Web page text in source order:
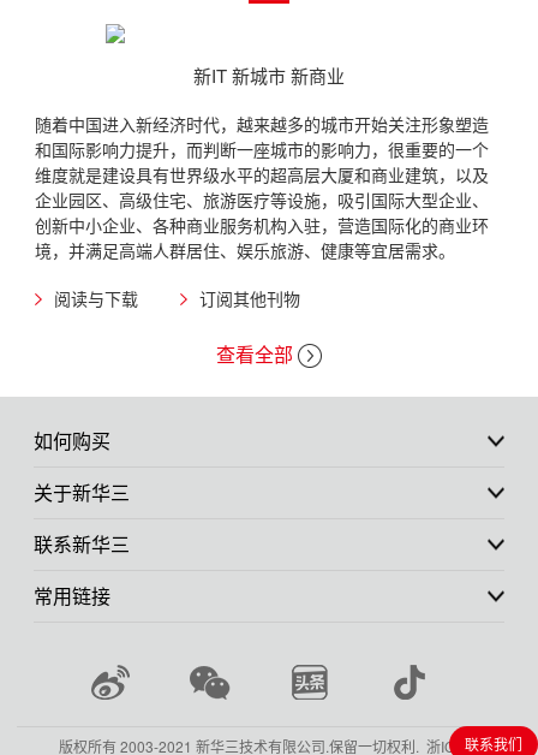
新IT 新城市 新商业
随着中国进入新经济时代，越来越多的城市开始关注形象塑造
和国际影响力提升，而判断一座城市的影响力，很重要的一个
维度就是建设具有世界级水平的超高层大厦和商业建筑，以及
企业园区、高级住宅、旅游医疗等设施，吸引国际大型企业、
创新中小企业、各种商业服务机构入驻，营造国际化的商业环
境，并满足高端人群居住、娱乐旅游、健康等宜居需求。
阅读与下载
订阅其他刊物
查看全部
如何购买
关于新华三
联系新华三
常用链接
版权所有 2003-2021 新华三技术有限公司.保留一切权利. 浙ICP备联系我们